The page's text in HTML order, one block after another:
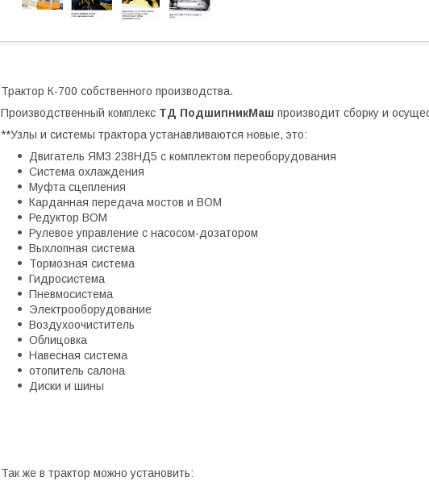
Трактор К-700 собственного производства.
Производственный комплекс ТД ПодшипникМаш производит сборку и
**Узлы и системы трактора устанавливаются новые, это:
Двигатель ЯМЗ 238НД5 с комплектом переоборудования
Система охлаждения
Муфта сцепления
Карданная передача мостов и ВОМ
Редуктор ВОМ
Рулевое управление с насосом-дозатором
Выхлопная система
Тормозная система
Гидросистема
Пневмосистема
Электрооборудование
Воздухоочиститель
Облицовка
Навесная система
отопитель салона
Диски и шины
Так же в трактор можно установить: